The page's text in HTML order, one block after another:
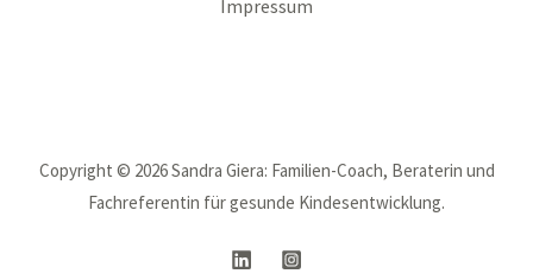
Impressum
Copyright © 2026 Sandra Giera: Familien-Coach, Beraterin und
Fachreferentin für gesunde Kindesentwicklung.